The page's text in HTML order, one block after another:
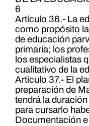
6
Artículo 36.- La
como propósito
de educación
primaria; los
los especialistas
cualitativo de la
Artículo 37.- El
preparación de
tendrá la
para cursarlo
Documentación